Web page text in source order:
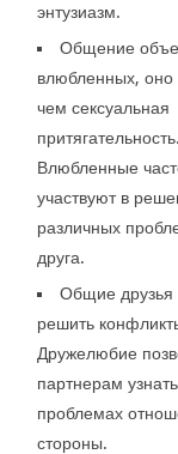
энтузиазм.
Общение
влюбленных, оно
чем сексуальная
притягательность.
Влюбленные
участвуют в
различных
друга.
Общие друзья
решить
Дружелюбие
партнерам
проблемах
стороны.